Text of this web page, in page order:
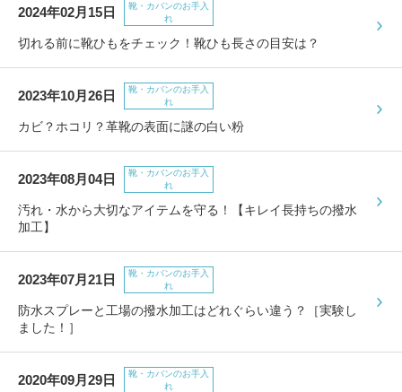
2024年02月15日
靴・カバンのお手入
れ
切れる前に靴ひもをチェック！靴ひも長さの目安は？
2023年10月26日
靴・カバンのお手入
れ
カビ？ホコリ？革靴の表面に謎の白い粉
2023年08月04日
靴・カバンのお手入
れ
汚れ・水から大切なアイテムを守る！【キレイ長持ちの撥水
加工】
2023年07月21日
靴・カバンのお手入
れ
防水スプレーと工場の撥水加工はどれぐらい違う？［実験し
ました！］
2020年09月29日
靴・カバンのお手入
れ